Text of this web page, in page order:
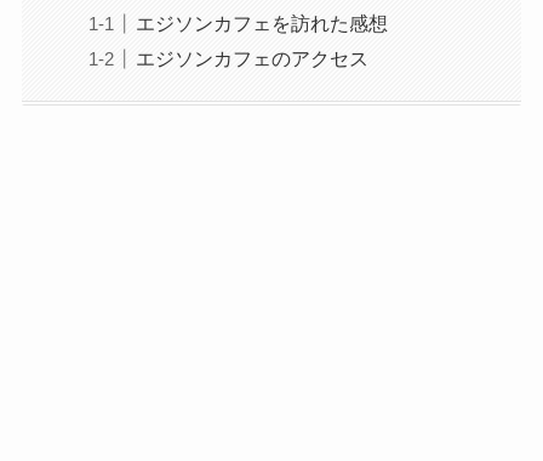
エジソンカフェを訪れた感想
エジソンカフェのアクセス